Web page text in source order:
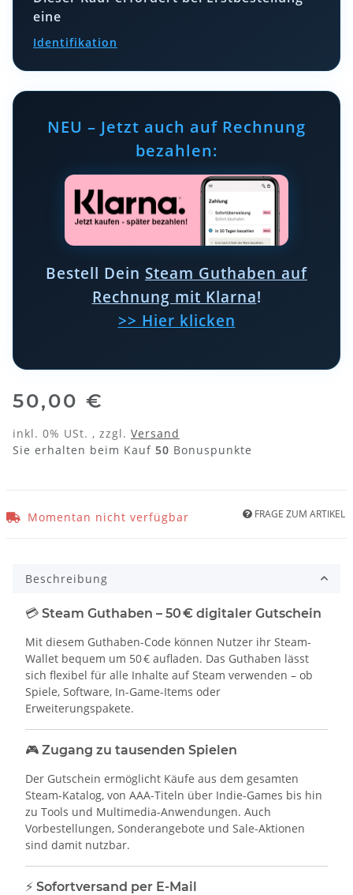
eine
Identifikation
NEU – Jetzt auch auf Rechnung
bezahlen:
Bestell Dein Steam Guthaben auf
Rechnung mit Klarna!
>> Hier klicken
50,00 €
inkl. 0% USt. , zzgl. Versand
Sie erhalten beim Kauf 50 Bonuspunkte
Momentan nicht verfügbar FRAGE ZUM ARTIKEL
Beschreibung
💳 Steam Guthaben – 50 € digitaler Gutschein
Mit diesem Guthaben-Code können Nutzer ihr Steam-
Wallet bequem um 50 € aufladen. Das Guthaben lässt
sich flexibel für alle Inhalte auf Steam verwenden – ob
Spiele, Software, In-Game-Items oder
Erweiterungspakete.
🎮 Zugang zu tausenden Spielen
Der Gutschein ermöglicht Käufe aus dem gesamten
Steam-Katalog, von AAA-Titeln über Indie-Games bis hin
zu Tools und Multimedia-Anwendungen. Auch
Vorbestellungen, Sonderangebote und Sale-Aktionen
sind damit nutzbar.
⚡ Sofortversand per E-Mail